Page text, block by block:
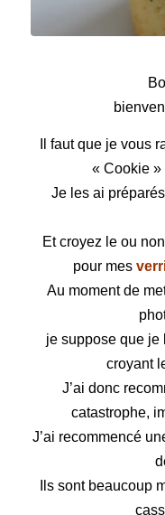
Il faut que je vous
« Cookie
Je les ai
Et croyez le ou
pour mes
Au moment de
je suppose que je
croyant
J’ai donc
catastrophe,
J’ai recommencé
Ils sont beaucoup